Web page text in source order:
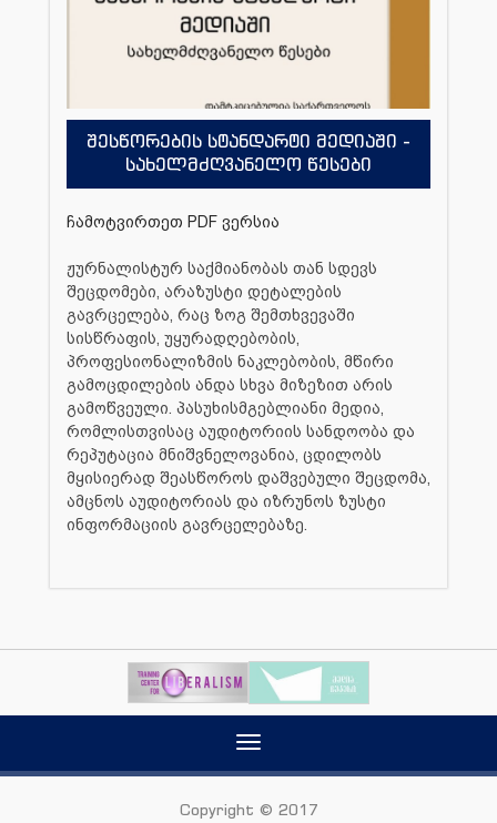
შესწორების სტანდარტი მედიაში -
სახელმძღვანელო წესები
ჩამოტვირთეთ PDF ვერსია
ჟურნალისტურ საქმიანობას თან სდევს
შეცდომები, არაზუსტი დეტალების
გავრცელება, რაც ზოგ შემთხვევაში
სისწრაფის, უყურადღებობის,
პროფესიონალიზმის ნაკლებობის, მწირი
გამოცდილების ანდა სხვა მიზეზით არის
გამოწვეული. პასუხისმგებლიანი მედია,
რომლისთვისაც აუდიტორიის სანდოობა და
რეპუტაცია მნიშვნელოვანია, ცდილობს
მყისიერად შეასწოროს დაშვებული შეცდომა,
ამცნოს აუდიტორიას და იზრუნოს ზუსტი
ინფორმაციის გავრცელებაზე.
Toggle
Copyright © 2017